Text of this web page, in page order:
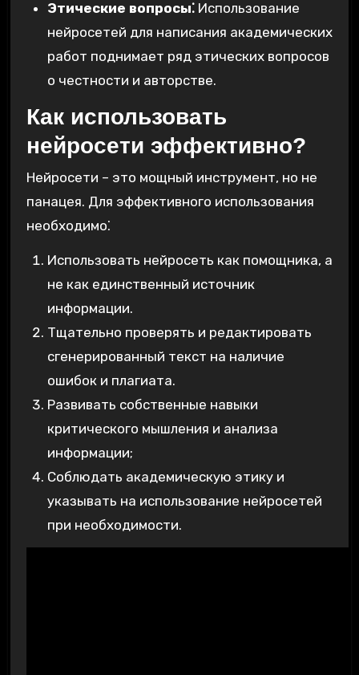
Этические вопросы⁚Использование
нейросетей для написания академических
работ поднимает ряд этических вопросов
о честности и авторстве.
Как использовать
нейросети эффективно?
Нейросети – это мощный инструмент‚ но не
панацея. Для эффективного использования
необходимо⁚
Использовать нейросеть как помощника‚ а
не как единственный источник
информации.
Тщательно проверять и редактировать
сгенерированный текст на наличие
ошибок и плагиата.
Развивать собственные навыки
критического мышления и анализа
информации;
Соблюдать академическую этику и
указывать на использование нейросетей
при необходимости.